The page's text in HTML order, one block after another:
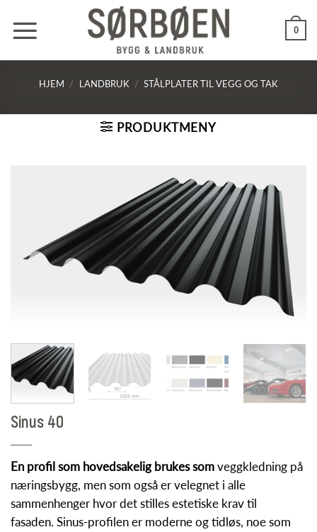
0
HJEM / LANDBRUK / STÅLPLATER TIL VEGG OG TAK
PRODUKTMENY
Sinus 40
En profil som hovedsakelig brukes somveggkledning på
næringsbygg, men som også er velegnet i alle
sammenhenger hvor det stilles estetiske krav til
fasaden. Sinus-profilen er moderne og tidløs, noe som